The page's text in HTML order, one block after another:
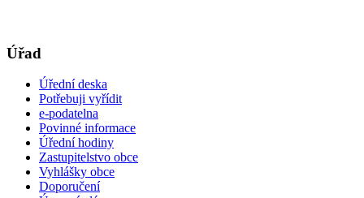
Úřad
Úřední deska
Potřebuji vyřídit
e-podatelna
Povinné informace
Úřední hodiny
Zastupitelstvo obce
Vyhlášky obce
Doporučení